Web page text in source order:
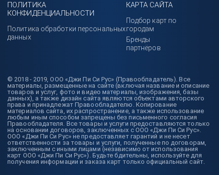
© 2018 - 2019, ООО «Джи Пи Си Рус» (Правообладатель). Все
материалы, размещенные на сайте (включая название и описание
товаров и услуг, фото и видео материалы, изображения, базы
данных), а также дизайн сайта являются объектами авторского
права и принадлежат Правообладателю. Копирование
материалов сайта, их распространение, а также использование
любым иным способом запрещены без письменного согласия
Правообладателя. Все товары и услуги предоставляются только
на основании договоров, заключенных с ООО «Джи Пи Си Рус».
ООО «Джи Пи Си Рус» не предоставляет гарантий и не несет
ответственности за товары и услуги, полученные по договорам,
заключенным с иными лицами (независимо от использования
карт ООО «Джи Пи Си Рус»). Будьте бдительны, используйте для
получения информации и заказа карт только официальный сайт.
ПОЛИТИКА
КОНФИДЕНЦИАЛЬНОСТИ
Политика обработки персональных
данных
КАРТА САЙТА
Подбор карт по
городам
Бренды
партнёров